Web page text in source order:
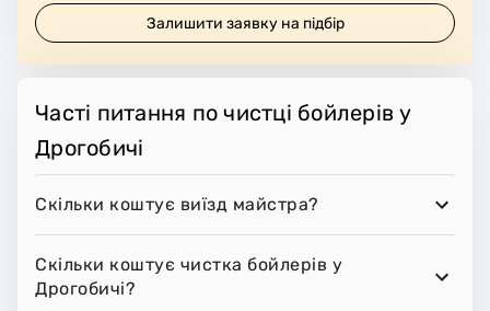
Залишити заявку на підбір
Часті питання по чистці бойлерів у
Дрогобичі
Скільки коштує виїзд майстра?
Скільки коштує чистка бойлерів у
Дрогобичі?